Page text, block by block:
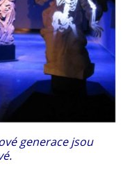
generace jsou